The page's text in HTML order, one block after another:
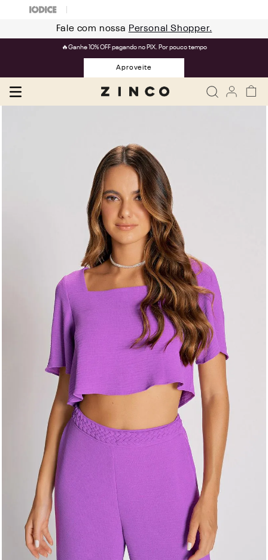
Fale com nossa Personal Shopper.
🔥Ganhe 10% OFF pagando no PIX. Por pouco tempo
Aproveite